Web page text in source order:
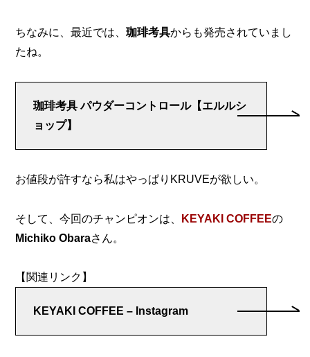
ちなみに、最近では、 珈琲考具からも発売されていまし
たね。
珈琲考具 パウダーコントロール【エルルシ
ョップ】
お値段が許すなら私はやっぱりKRUVEが欲しい。
そして、今回のチャンピオンは、 KEYAKI COFFEEの
Michiko Obaraさん。
【関連リンク】
KEYAKI COFFEE – Instagram